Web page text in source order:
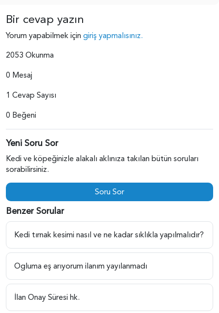
Bir cevap yazın
Yorum yapabilmek için giriş yapmalısınız.
2053 Okunma
0 Mesaj
1 Cevap Sayısı
0 Beğeni
Yeni Soru Sor
Kedi ve köpeğinizle alakalı aklınıza takılan bütün soruları
sorabilirsiniz.
Soru Sor
Benzer Sorular
Kedi tırnak kesimi nasıl ve ne kadar sıklıkla yapılmalıdır?
Ogluma eş arıyorum ilanım yayılanmadı
İlan Onay Süresi hk.